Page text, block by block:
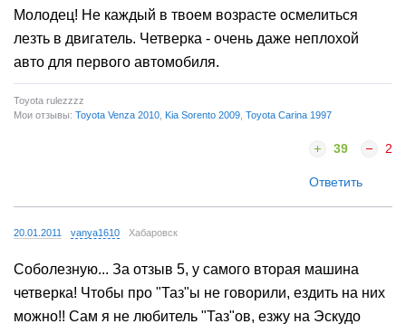
Молодец! Не каждый в твоем возрасте осмелиться
лезть в двигатель. Четверка - очень даже неплохой
авто для первого автомобиля.
Toyota rulezzzz
Мои отзывы: Toyota Venza 2010 Kia Sorento 2009 Toyota Carina 1997
39 2
Ответить
20.01.2011 vanya1610 Хабаровск
Соболезную... За отзыв 5, у самого вторая машина
четверка! Чтобы про "Таз"ы не говорили, ездить на них
можно!! Сам я не любитель "Таз"ов, езжу на Эскудо